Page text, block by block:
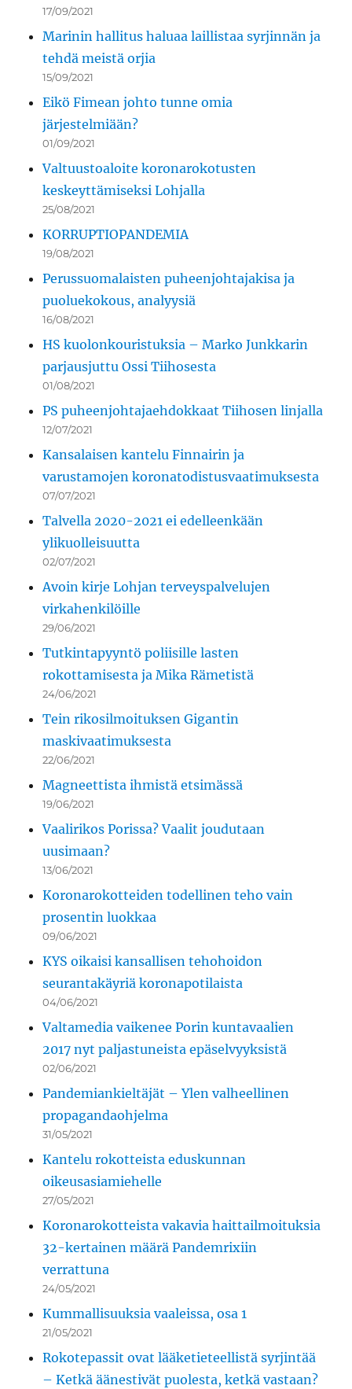
17/09/2021
Marinin hallitus haluaa laillistaa syrjinnän ja
tehdä meistä orjia
15/09/2021
Eikö Fimean johto tunne omia
järjestelmiään?
01/09/2021
Valtuustoaloite koronarokotusten
keskeyttämiseksi Lohjalla
25/08/2021
KORRUPTIOPANDEMIA
19/08/2021
Perussuomalaisten puheenjohtajakisa ja
puoluekokous, analyysiä
16/08/2021
HS kuolonkouristuksia – Marko Junkkarin
parjausjuttu Ossi Tiihosesta
01/08/2021
PS puheenjohtajaehdokkaat Tiihosen linjalla
12/07/2021
Kansalaisen kantelu Finnairin ja
varustamojen koronatodistusvaatimuksesta
07/07/2021
Talvella 2020-2021 ei edelleenkään
ylikuolleisuutta
02/07/2021
Avoin kirje Lohjan terveyspalvelujen
virkahenkilöille
29/06/2021
Tutkintapyyntö poliisille lasten
rokottamisesta ja Mika Rämetistä
24/06/2021
Tein rikosilmoituksen Gigantin
maskivaatimuksesta
22/06/2021
Magneettista ihmistä etsimässä
19/06/2021
Vaalirikos Porissa? Vaalit joudutaan
uusimaan?
13/06/2021
Koronarokotteiden todellinen teho vain
prosentin luokkaa
09/06/2021
KYS oikaisi kansallisen tehohoidon
seurantakäyriä koronapotilaista
04/06/2021
Valtamedia vaikenee Porin kuntavaalien
2017 nyt paljastuneista epäselvyyksistä
02/06/2021
Pandemiankieltäjät – Ylen valheellinen
propagandaohjelma
31/05/2021
Kantelu rokotteista eduskunnan
oikeusasiamiehelle
27/05/2021
Koronarokotteista vakavia haittailmoituksia
32-kertainen määrä Pandemrixiin
verrattuna
24/05/2021
Kummallisuuksia vaaleissa, osa 1
21/05/2021
Rokotepassit ovat lääketieteellistä syrjintää
– Ketkä äänestivät puolesta, ketkä vastaan?